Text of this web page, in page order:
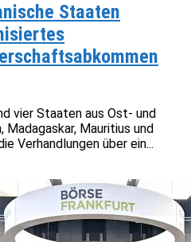
Staaten
vier Staaten aus Ost- und
Madagaskar, Mauritius und
Verhandlungen über ein...